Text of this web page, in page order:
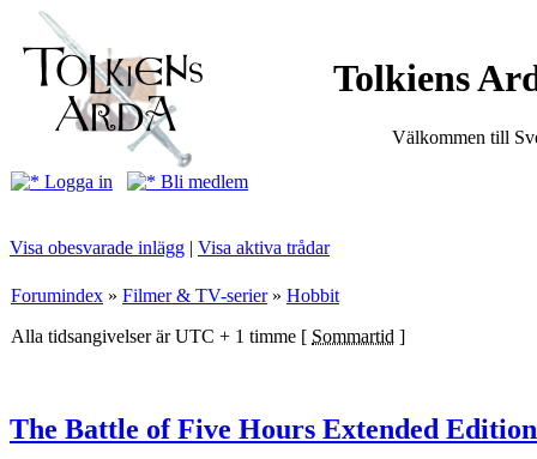
Tolkiens
Välkommen till
Logga in Bli medlem
Visa obesvarade inlägg | Visa aktiva trådar
Forumindex » Filmer & TV-serier» Hobbit
Alla tidsangivelser är UTC + 1 timme [ Sommartid ]
The Battle of Five Hours Extended Edition